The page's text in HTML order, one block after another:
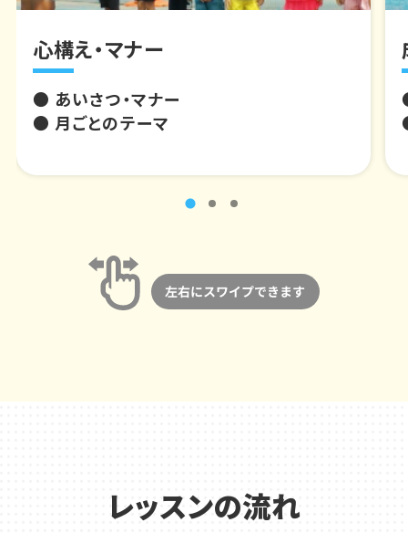
心構え・マナー
● あいさつ・マナー
● 月ごとのテーマ
レッスンの流れ